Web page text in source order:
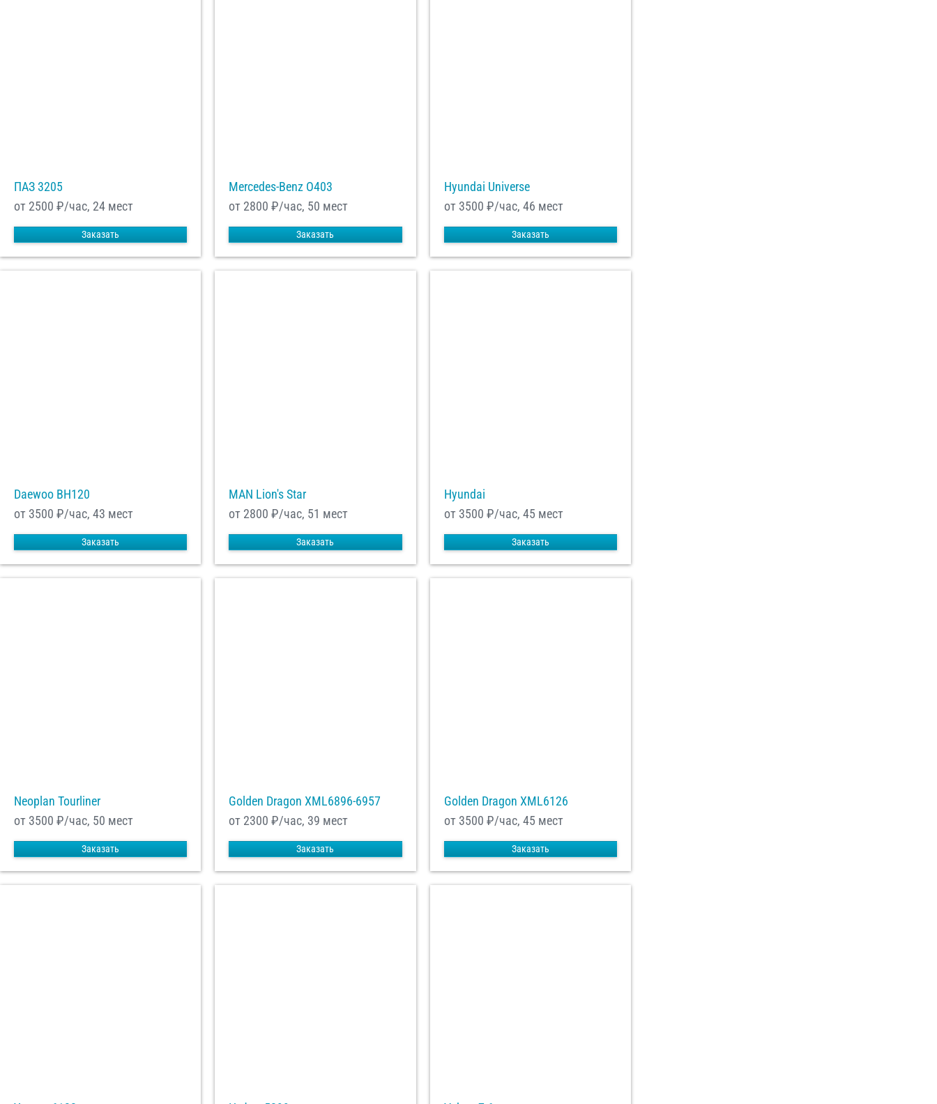
ПАЗ 3205
от 2500 ₽/час, 24 мест
Заказать
Mercedes-Benz О403
от 2800 ₽/час, 50 мест
Заказать
Hyundai Universe
от 3500 ₽/час, 46 мест
Заказать
Daewoo ВН120
от 3500 ₽/час, 43 мест
Заказать
MAN Lion's Star
от 2800 ₽/час, 51 мест
Заказать
Hyundai
от 3500 ₽/час, 45 мест
Заказать
Neoplan Tourliner
от 3500 ₽/час, 50 мест
Заказать
Golden Dragon XML6896-6957
от 2300 ₽/час, 39 мест
Заказать
Golden Dragon XML6126
от 3500 ₽/час, 45 мест
Заказать